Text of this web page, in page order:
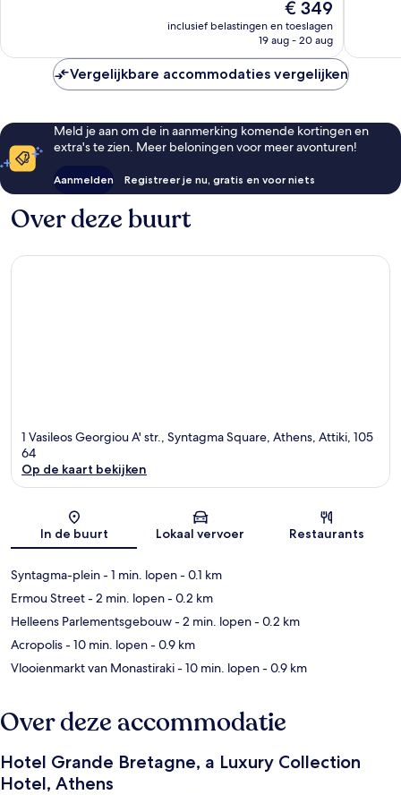
De
prijs
is
€ 349
inclusief belastingen en toeslagen
19 aug - 20 aug
Vergelijkbare accommodaties vergelijken
Meld je aan om de in aanmerking komende kortingen en
extra's te zien. Meer beloningen voor meer avonturen!
Aanmelden Registreer je nu, gratis en voor niets
Over deze buurt
1 Vasileos Georgiou A' str., Syntagma Square, Athens, Attiki, 105
64
Op de kaart bekijken
In de buurt Lokaal vervoer Restaurants
Syntagma-plein- 1 min. lopen- 0.1 km
Ermou Street- 2 min. lopen- 0.2 km
Helleens Parlementsgebouw- 2 min. lopen- 0.2 km
Acropolis- 10 min. lopen- 0.9 km
Vlooienmarkt van Monastiraki- 10 min. lopen- 0.9 km
Over deze accommodatie
Hotel Grande Bretagne, a Luxury Collection
Hotel, Athens